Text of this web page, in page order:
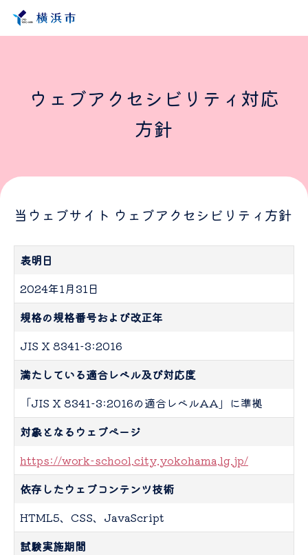
ウェブアクセシビリティ対応
方針
当ウェブサイト ウェブアクセシビリティ方針
表明日
2024年1月31日
規格の規格番号および改正年
JIS X 8341-3:2016
満たしている適合レベル及び対応度
「JIS X 8341-3:2016の適合レベルAA」に準拠
対象となるウェブページ
https://work-school.city.yokohama.lg.jp/
依存したウェブコンテンツ技術
HTML5、CSS、JavaScript
試験実施期間